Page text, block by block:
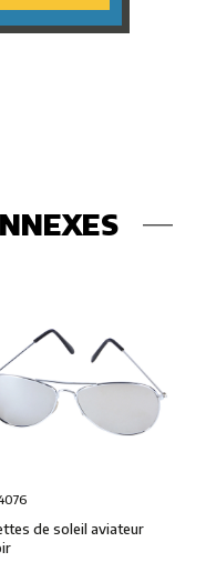
de soleil aviateur